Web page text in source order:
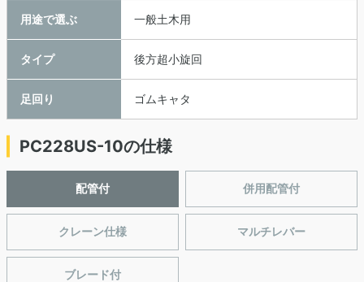
用途で選ぶ 一般土木用
タイプ 後方超小旋回
足回り ゴムキャタ
PC228US-10の仕様
配管付 併用配管付
クレーン仕様 マルチレバー
ブレード付